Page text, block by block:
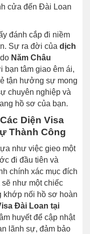
cửa đến Đài Loan
đánh cắp đi niềm
Sự ra đời của dịch
do Năm Châu
bạn tâm giao êm ái,
tận hưởng sự mong
chuyên nghiệp và
hồ sơ của bạn.
Diện Visa
Thành Công
như việc gieo một
đi đầu tiên và
chính xác mục đích
như một chiếc
khớp nối hồ sơ hoàn
Đài Loan tại
huyết để cập nhật
lãnh sự, đảm bảo